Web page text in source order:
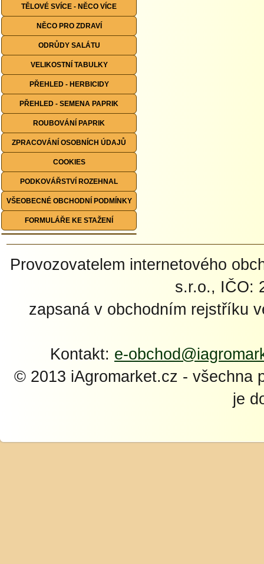
TĚLOVÉ SVÍCE - NĚCO VÍCE
NĚCO PRO ZDRAVÍ
ODRŮDY SALÁTU
VELIKOSTNÍ TABULKY
PŘEHLED - HERBICIDY
PŘEHLED - SEMENA PAPRIK
ROUBOVÁNÍ PAPRIK
ZPRACOVÁNÍ OSOBNÍCH ÚDAJŮ
COOKIES
PODKOVÁŘSTVÍ ROZEHNAL
VŠEOBECNÉ OBCHODNÍ PODMÍNKY
FORMULÁŘE KE STAŽENÍ
Provozovatelem internetového
s.r.o., IČO:
zapsaná v obchodním rejstříku
Kontakt: e-
© 2013 iAgromarket.cz - všechna
je